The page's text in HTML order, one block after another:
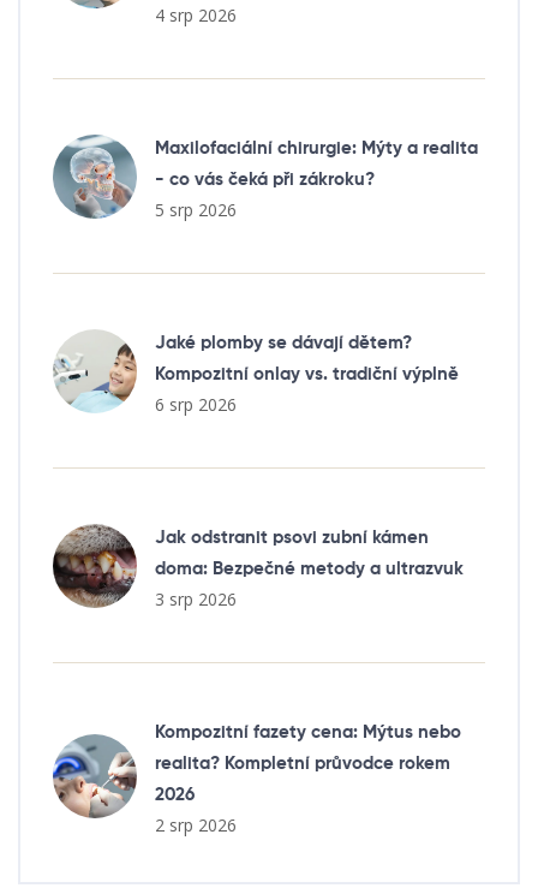
4 srp 2026
Maxilofaciální chirurgie: Mýty a realita
- co vás čeká při zákroku?
5 srp 2026
Jaké plomby se dávají dětem?
Kompozitní onlay vs. tradiční výplně
6 srp 2026
Jak odstranit psovi zubní kámen
doma: Bezpečné metody a ultrazvuk
3 srp 2026
Kompozitní fazety cena: Mýtus nebo
realita? Kompletní průvodce rokem
2026
2 srp 2026